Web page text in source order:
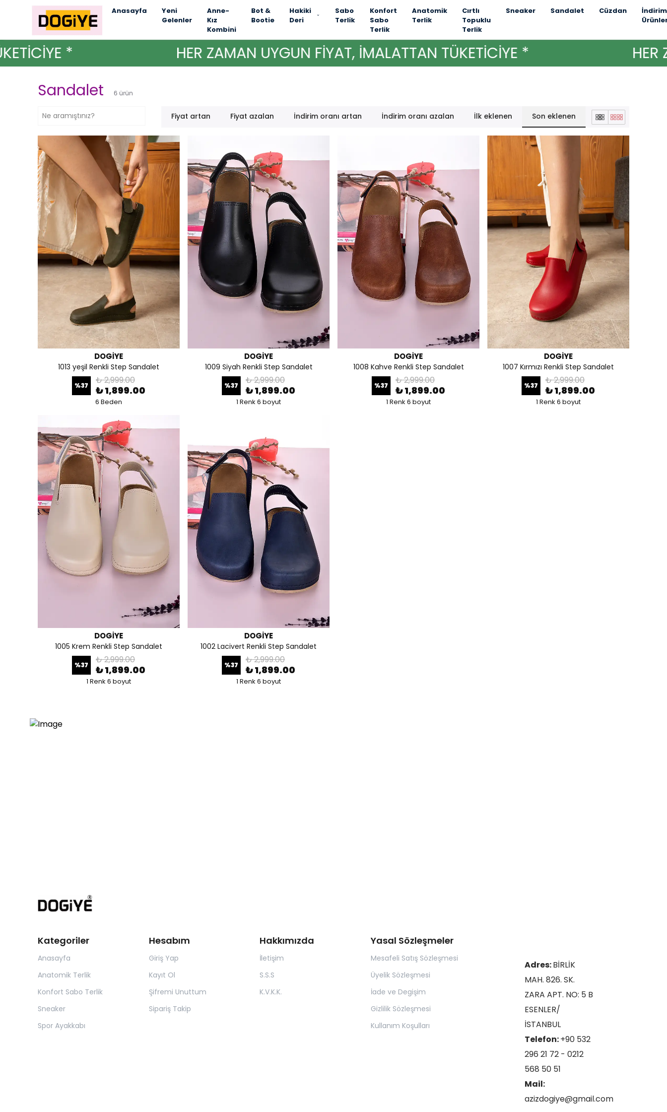
Anasayfa
Yeni
Gelenler
Anne-
Kız
Kombini
Bot &
Bootie
Hakiki
Deri
Sabo
Terlik
Konfort
Sabo
Terlik
Anatomik
Terlik
Cırtlı
Topuklu
Terlik
Sneaker Sandalet Cüzdan
* HER ZAMAN UYGUN FİYAT, İMALATTAN TÜKETİCİYE *
HER
Sandalet
6 ürün
Fiyat artan Fiyat azalan İndirim oranı artan İndirim oranı azalan İlk eklenen Son eklenen
DOGİYE
1013 yeşil Renkli Step Sandalet
%37 ₺ 2,999.00
₺ 1,899.00
6 Beden
DOGİYE
1009 Siyah Renkli Step Sandalet
%37 ₺ 2,999.00
₺ 1,899.00
1 Renk 6 boyut
DOGİYE
1008 Kahve Renkli Step Sandalet
%37 ₺ 2,999.00
₺ 1,899.00
1 Renk 6 boyut
DOGİYE
1007 Kırmızı Renkli Step Sandalet
%37 ₺ 2,999.00
₺ 1,899.00
1 Renk 6 boyut
DOGİYE
1005 Krem Renkli Step Sandalet
%37 ₺ 2,999.00
₺ 1,899.00
1 Renk 6 boyut
DOGİYE
1002 Lacivert Renkli Step Sandalet
%37 ₺ 2,999.00
₺ 1,899.00
1 Renk 6 boyut
Kategoriler
Anasayfa
Anatomik Terlik
Konfort Sabo Terlik
Sneaker
Spor Ayakkabı
Hesabım
Giriş Yap
Kayıt Ol
Şifremi Unuttum
Sipariş Takip
Hakkımızda
İletişim
S.S.S
K.V.K.K.
Yasal Sözleşmeler
Mesafeli Satış Sözleşmesi
Üyelik Sözleşmesi
İade ve Degişim
Gizlilik Sözleşmesi
Kullanım Koşulları
Adres:BİRLİK
MAH. 826. SK.
ZARA APT. NO: 5 B
ESENLER/
İSTANBUL
Telefon:+90 532
296 21 72 - 0212
568 50 51
Mail:
azizdogiye@gmail.com